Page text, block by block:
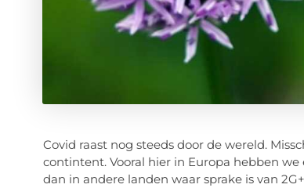
Covid raast nog steeds door de wereld.
contintent. Vooral hier in Europa hebben
dan in andere landen waar sprake is van